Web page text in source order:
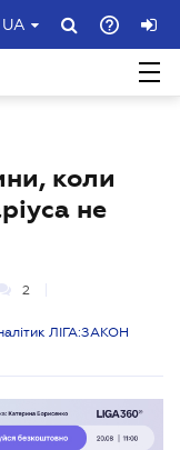
UA
коли
не
2
ЛІГА:ЗАКОН